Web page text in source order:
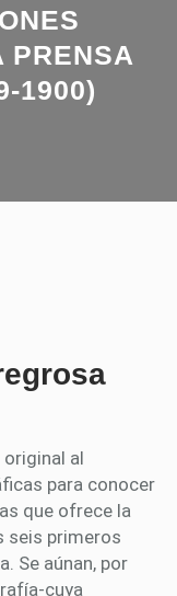
PRENSA
1900)
al
para conocer
que ofrece la
seis primeros
Se aúnan, por
cuya